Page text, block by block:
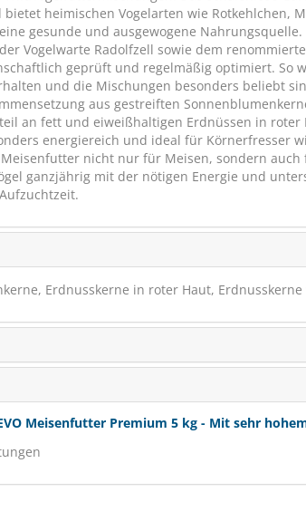
heimischen Vogelarten wie Rotkehlchen,
gesunde und ausgewogene
Vogelwarte Radolfzell sowie dem
geprüft und regelmäßig optimiert. So
und die Mischungen besonders beliebt
aus gestreiften
an fett und eiweißhaltigen Erdnüssen in
energiereich und ideal für Körnerfresser
nicht nur für Meisen, sondern
ganzjährig mit der nötigen Energie und
Erdnusskerne in roter Haut,
Meisenfutter Premium 5 kg - Mit sehr